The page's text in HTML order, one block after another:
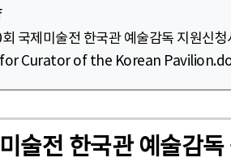
제미술전 한국관 예술감독 지원신
Curator of the Korean
술전 한국관 예술감독